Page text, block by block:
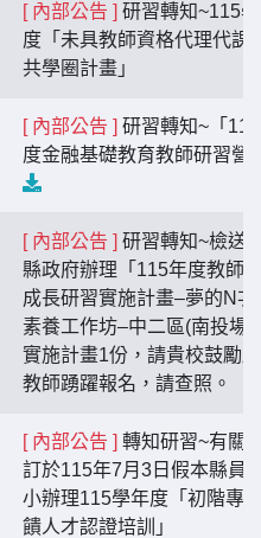
[ 內部公告 ] 研習轉知~115
度「未具教師資格代理代課
共學圈計畫」
[ 內部公告 ] 研習轉知~「
度金融基礎教育教師研習營
[ 內部公告 ] 研習轉知~檢送
縣政府辦理「115年度教師
成長研習實施計畫–夢的N次
素養工作坊–中二區(南投場)
實施計畫1份，請貴校鼓勵
教師踴躍報名，請查照。
[ 內部公告 ] 轉知研習~有關
訂於115年7月3日假本縣員
小辦理115學年度「初階專
饋人才認證培訓」